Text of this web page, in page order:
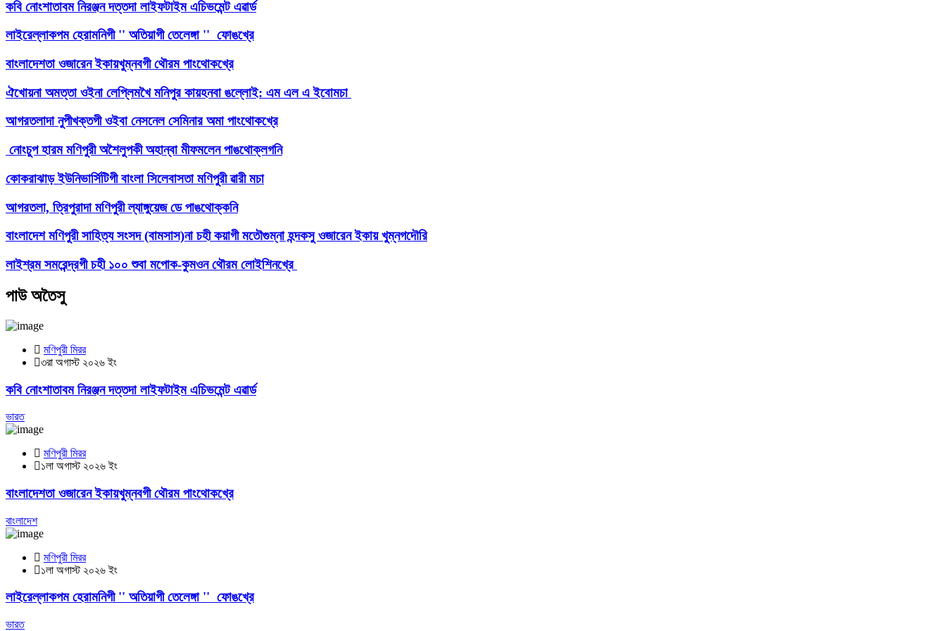
কবি নোংশাতাবম নিরঞ্জন দত্তদা লাইফটাইম এচিভমেন্ট এৱার্ড
লাইরেল্লাকপম হেরামনিগী '' অতিয়াগী তেলেঙ্গা '' ফোঙখ্রে
বাংলাদেশতা ওজারেন ইকায়খুম্নবগী থৌরম পাংথোকখ্রে
ঐখোয়না অমত্তা ওইনা লেপ্লিমখৈ মনিপুর কায়হনবা ঙল্লোই: এম এল এ ইবোমচা
আগরতলাদা নুপীখক্তগী ওইবা নেসনেল সেমিনার অমা পাংথোকখ্রে
নোংচুপ হারম মণিপুরী অশৈলুপকী অহান্বা মীফমলেন পাঙথোক্লগনি
কোকরাঝাড় ইউনিভার্সিটিগী বাংলা সিলেবাসতা মণিপুরী ৱারী মচা
আগরতলা, ত্রিপুরাদা মণিপুরী ল্যাঙ্গুয়েজ ডে পাঙথোক্কনি
বাংলাদেশ মণিপুরী সাহিত্য সংসদ (বামসাস)না চহী কয়াগী মতৌগুম্না হন্দকসু ওজারেন ইকায় খুম্নগদৌরি
লাইশ্রম সমরেন্দ্রগী চহী ১০০ শুবা মপোক-কুমওন থৌরম লোইশিনখ্রে
পাউ অতৈসু
মণিপুরী মিরর
৩রা অগাস্ট ২০২৬ ইং
কবি নোংশাতাবম নিরঞ্জন দত্তদা লাইফটাইম এচিভমেন্ট এৱার্ড
ভারত
মণিপুরী মিরর
১লা অগাস্ট ২০২৬ ইং
বাংলাদেশতা ওজারেন ইকায়খুম্নবগী থৌরম পাংথোকখ্রে
বাংলাদেশ
মণিপুরী মিরর
১লা অগাস্ট ২০২৬ ইং
লাইরেল্লাকপম হেরামনিগী '' অতিয়াগী তেলেঙ্গা '' ফোঙখ্রে
ভারত